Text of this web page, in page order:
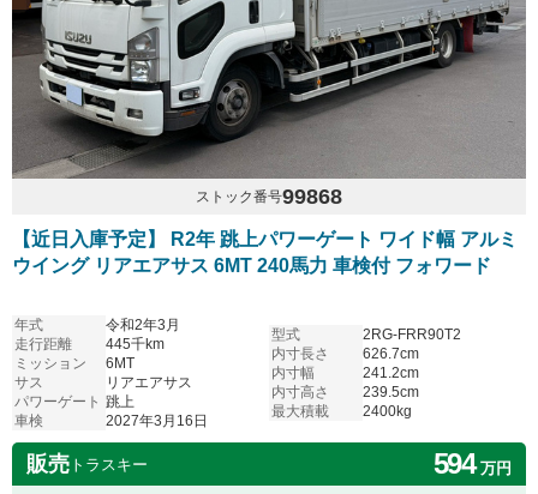
ストック番号99868
【近日入庫予定】 R2年 跳上パワーゲート ワイド幅 アルミ
ウイング リアエアサス 6MT 240馬力 車検付 フォワード
年式
令和2年3月
走行距離
445千km
ミッション
6MT
サス
リアエアサス
パワーゲート 跳上
車検
2027年3月16日
型式
2RG-FRR90T2
内寸長さ
626.7cm
内寸幅
241.2cm
内寸高さ
239.5cm
最大積載
2400kg
販売 トラスキー 594万円